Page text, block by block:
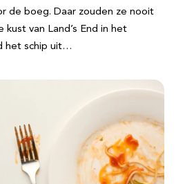
de boeg. Daar zouden ze nooit
van Land’s End in het
het schip uit…